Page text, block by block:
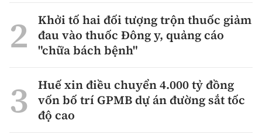
Khởi tố hai đối tượng trộn thuốc giảm
đau vào thuốc Đông y, quảng cáo
"chữa bách bệnh"
Huế xin điều chuyển 4.000 tỷ đồng
vốn bố trí GPMB dự án đường sắt tốc
độ cao